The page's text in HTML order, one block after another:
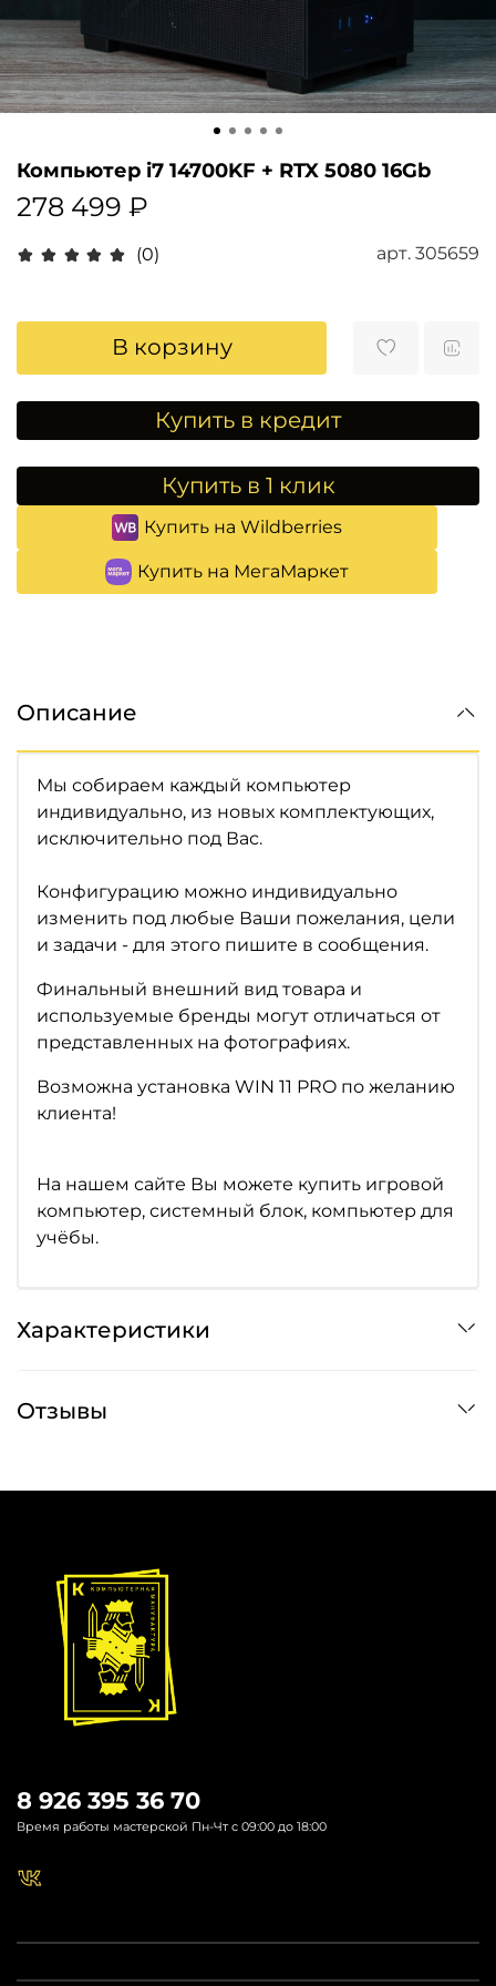
(0) арт. 305659
Компьютер i7 14700KF + RTX 5080 16Gb
278 499 ₽
В корзину
Купить в кредит
Купить в 1 клик
Купить на Wildberries
Купить на МегаМаркет
Описание
Мы собираем каждый компьютер
индивидуально, из новых комплектующих,
исключительно под Вас.
Конфигурацию можно индивидуально
изменить под любые Ваши пожелания, цели
и задачи - для этого пишите в сообщения.
Финальный внешний вид товара и
используемые бренды могут отличаться от
представленных на фотографиях.
Возможна установка WIN 11 PRO по желанию
клиента!
На нашем сайте Вы можете купить игровой
компьютер, системный блок, компьютер для
учёбы.
Характеристики
Отзывы
8 926 395 36 70
Время работы мастерской Пн-Чт с 09:00 до 18:00